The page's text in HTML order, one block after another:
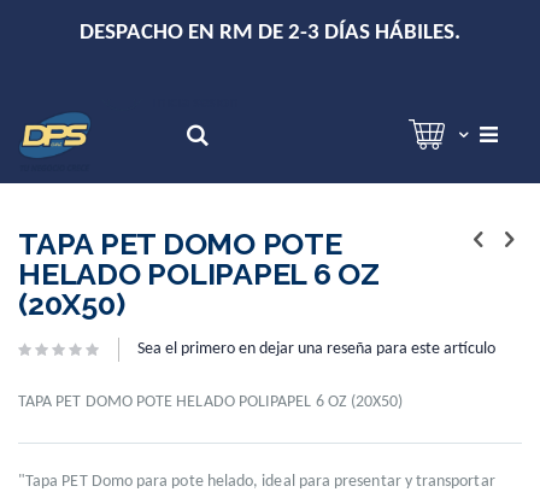
DESPACHO EN RM DE 2-3 DÍAS HÁBILES.
to
the
end
of
the
images
to
the
beginning
of
the
images
TAPA PET DOMO POTE
HELADO POLIPAPEL 6 OZ
(20X50)
Sea el primero en dejar una reseña para este artículo
TAPA PET DOMO POTE HELADO POLIPAPEL 6 OZ (20X50)
"Tapa PET Domo para pote helado, ideal para presentar y transportar